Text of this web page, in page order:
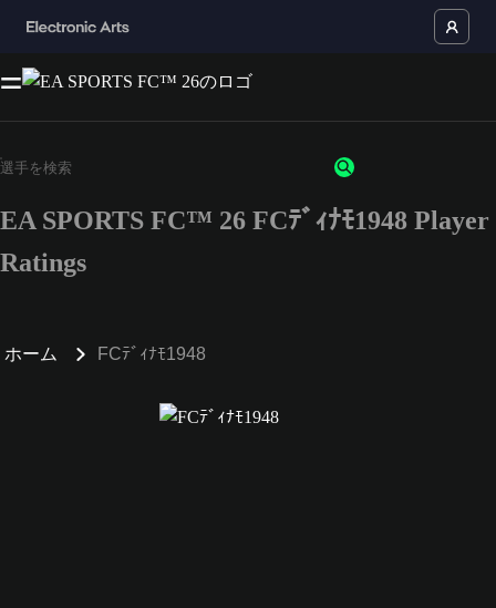
EA SPORTS FC™ 26 FCﾃﾞｨﾅﾓ1948 Player
Ratings
ホーム FCﾃﾞｨﾅﾓ1948